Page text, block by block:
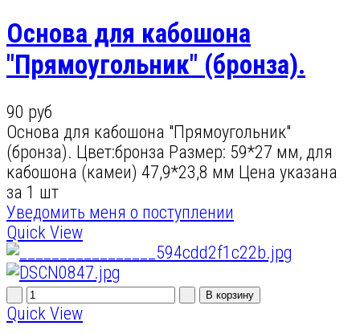
Основа для кабошона
"Прямоугольник" (бронза).
90 руб
Основа для кабошона "Прямоугольник"
(бронза). Цвет:бронза Размер: 59*27 мм, для
кабошона (камеи) 47,9*23,8 мм Цена указана
за 1 шт
Уведомить меня о поступлении
Quick View
Quick View